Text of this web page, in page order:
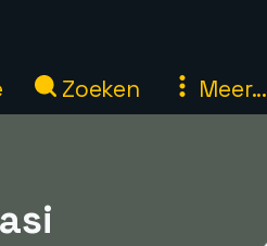
Zoeken Meer...